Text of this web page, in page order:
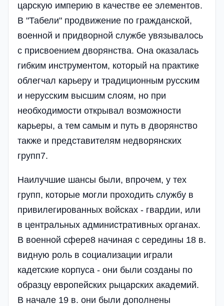
царскую империю в качестве ее элементов.
В "Табели" продвижение по гражданской,
военной и придворной службе увязывалось
с присвоением дворянства. Она оказалась
гибким инструментом, который на практике
облегчал карьеру и традиционным русским
и нерусским высшим слоям, но при
необходимости открывал возможности
карьеры, а тем самым и путь в дворянство
также и представителям недворянских
групп7.
Наилучшие шансы были, впрочем, у тех
групп, которые могли проходить службу в
привилегированных войсках - гвардии, или
в центральных административных органах.
В военной сфере8 начиная с середины 18 в.
видную роль в социализации играли
кадетские корпуса - они были созданы по
образцу европейских рыцарских академий.
В начале 19 в. они были дополнены